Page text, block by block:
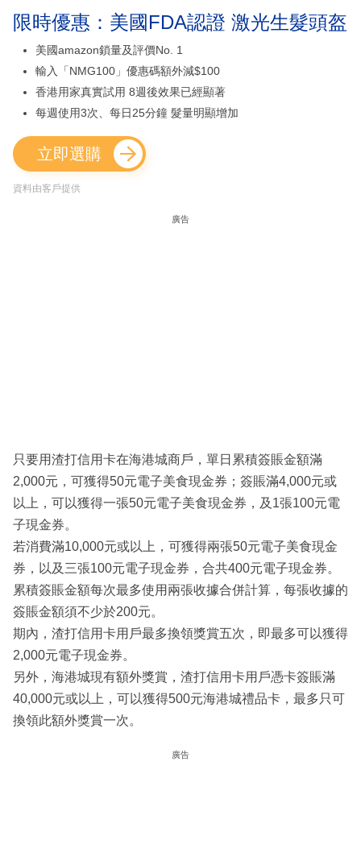
限時優惠：美國FDA認證 激光生髮頭盔
美國amazon鎖量及評價No. 1
輸入「NMG100」優惠碼額外減$100
香港用家真實試用 8週後效果已經顯著
每週使用3次、每日25分鐘 髮量明顯增加
立即選購
資料由客戶提供
廣告
只要用渣打信用卡在海港城商戶，單日累積簽賬金額滿
2,000元，可獲得50元電子美食現金券；簽賬滿4,000元或
以上，可以獲得一張50元電子美食現金券，及1張100元電
子現金券。
若消費滿10,000元或以上，可獲得兩張50元電子美食現金
券，以及三張100元電子現金券，合共400元電子現金券。
累積簽賬金額每次最多使用兩張收據合併計算，每張收據的
簽賬金額須不少於200元。
期內，渣打信用卡用戶最多換領獎賞五次，即最多可以獲得
2,000元電子現金券。
另外，海港城現有額外獎賞，渣打信用卡用戶憑卡簽賬滿
40,000元或以上，可以獲得500元海港城禮品卡，最多只可
換領此額外獎賞一次。
廣告